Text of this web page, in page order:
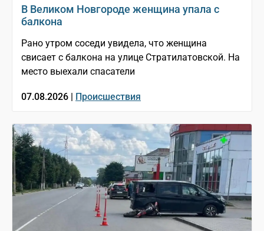
В Великом Новгороде женщина упала с
балкона
Рано утром соседи увидела, что женщина
свисает с балкона на улице Стратилатовской. На
место выехали спасатели
07.08.2026 | Происшествия